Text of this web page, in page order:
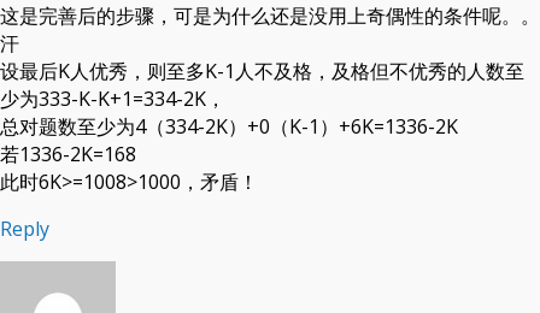
这是完善后的步骤，可是为什么还是没用上奇偶性的条件呢。。
汗
设最后K人优秀，则至多K-1人不及格，及格但不优秀的人数至
少为333-K-K+1=334-2K，
总对题数至少为4（334-2K）+0（K-1）+6K=1336-2K
若1336-2K=168
此时6K>=1008>1000，矛盾！
Reply